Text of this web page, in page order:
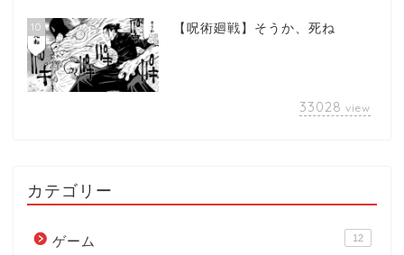
10 【呪術廻戦】そうか、死ね
33028 view
カテゴリー
ゲーム 12